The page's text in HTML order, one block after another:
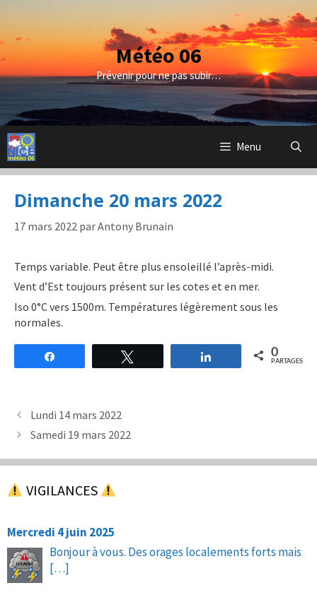
contenu
Météo 06
Prévenir pour ne pas subir…
Menu
Dimanche 20 mars 2022
17 mars 2022 parAntony Brunain
Temps variable. Peut être plus ensoleillé l’après-midi.
Vent d’Est toujours présent sur les cotes et en mer.
Iso 0°C vers 1500m. Températures légèrement sous les
normales.
Partagez 0
PARTAGES
Lundi 14 mars 2022
Samedi 19 mars 2022
VIGILANCES
Mercredi 4 juin 2025
Bonjour à vous. Des orages localements forts mais
[…]